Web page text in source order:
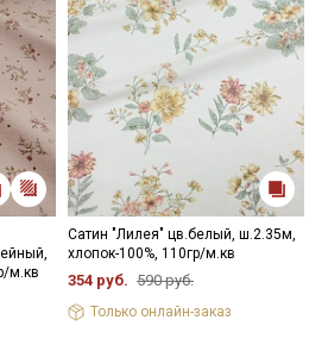
м.кв
Сатин "Лилея" цв.белый, ш.2.35м,
хлопок-100%, 110гр/м.кв
354 руб. 590 руб.
Только онлайн-заказ